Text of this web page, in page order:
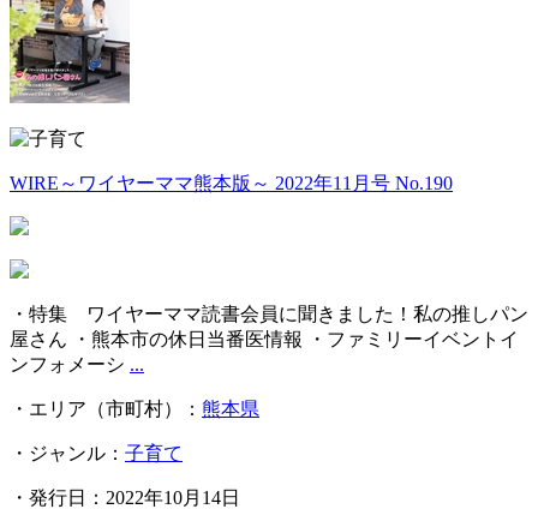
WIRE～ワイヤーママ熊本版～ 2022年11月号 No.190
・特集 ワイヤーママ読書会員に聞きました！私の推しパン
屋さん ・熊本市の休日当番医情報 ・ファミリーイベントイ
ンフォメーシ ...
・エリア（市町村）： 熊本県
・ジャンル： 子育て
・発行日：2022年10月14日